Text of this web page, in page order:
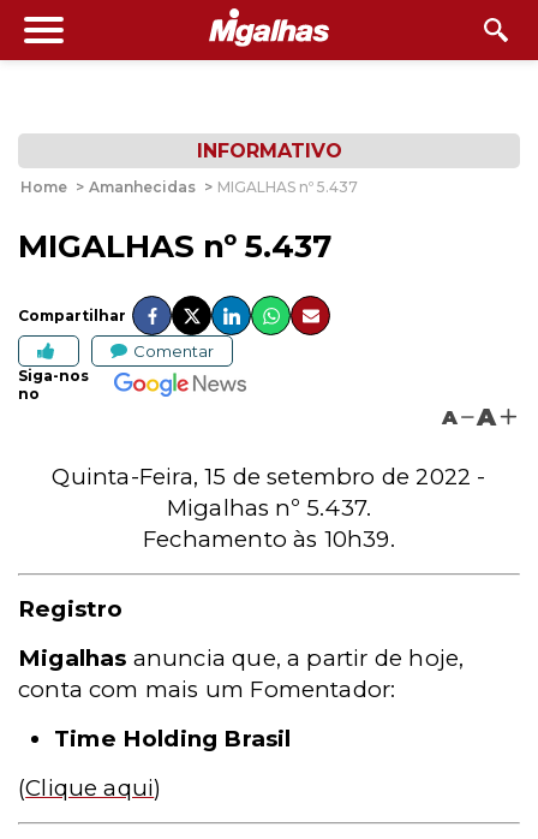
INFORMATIVO
Home > Amanhecidas > MIGALHAS nº 5.437
MIGALHAS nº 5.437
Compartilhar
Comentar
Siga-nos
no
A A
Quinta-Feira, 15 de setembro de 2022 -
Migalhas nº 5.437.
Fechamento às 10h39.
Registro
Migalhas anuncia que, a partir de hoje,
conta com mais um Fomentador:
Time Holding Brasil
(Clique aqui)